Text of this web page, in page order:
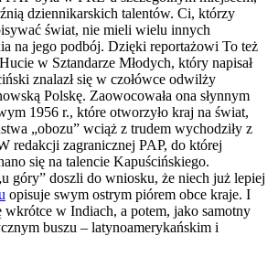
dziennikarskich talentów. Ci, którzy
świat, nie mieli wielu innych
na jego podbój. Dzięki reportażowi To też
w Sztandarze Młodych, który napisał
znalazł się w czołówce odwilży
Polskę. Zaowocowała ona słynnym
1956 r., które otworzyło kraj na świat,
„obozu” wciąż z trudem wychodziły z
redakcji zagranicznej PAP, do której
się na talencie Kapuścińskiego.
góry” doszli do wniosku, że niech już lepiej
opisuje swym ostrym piórem obce kraje. I
wkrótce w Indiach, a potem, jako samotny
buszu – latynoamerykańskim i